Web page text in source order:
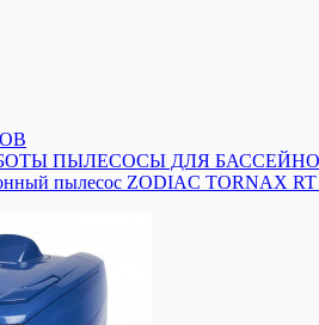
ПЫЛЕСОСЫ ДЛЯ
пылесос ZODIAC TORNAX RT